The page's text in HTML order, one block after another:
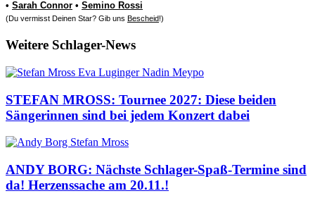
• Sarah Connor • Semino Rossi
(Du vermisst Deinen Star? Gib uns Bescheid!)
Weitere Schlager-News
STEFAN MROSS: Tournee 2027: Diese beiden
Sängerinnen sind bei jedem Konzert dabei
ANDY BORG: Nächste Schlager-Spaß-Termine sind
da! Herzenssache am 20.11.!